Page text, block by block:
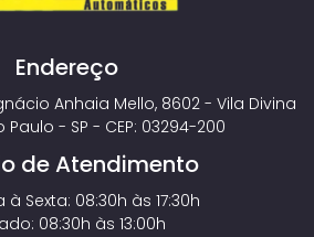
Endereço
Anhaia Mello, 8602 - Vila Divina
Paulo - SP - CEP: 03294-200
de Atendimento
à Sexta: 08:30h às 17:30h
08:30h às 13:00h